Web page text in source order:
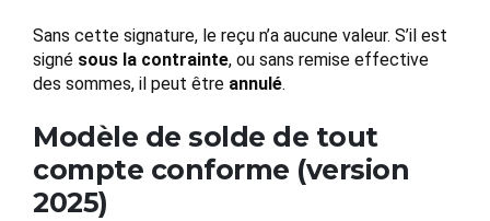
Sans cette signature, le reçu n’a aucune valeur. S’il est
signé sous la contrainte, ou sans remise effective
des sommes, il peut être annulé.
Modèle de solde de tout
compte conforme (version
2025)